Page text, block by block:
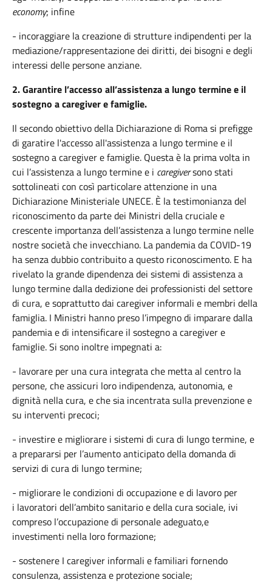
economy; infine
- incoraggiare la creazione di strutture indipendenti per la
mediazione/rappresentazione dei diritti, dei bisogni e degli
interessi delle persone anziane.
2.Garantire l’accesso all’assistenzaa lungo terminee il
sostegno acaregiverefamiglie.
Il secondoobiettivodella Dichiarazionedi Romasi prefigge
di garatire l'accessoall'assistenzaa lungoterminee il
sostegnoa caregiver efamiglie. Questa è la prima volta in
cui l’assistenzaa lungoterminee i caregiversonostati
sottolineati con così particolareattenzione in una
Dichiarazione Ministeriale UNECE. È latestimonianzadel
riconoscimentoda partedei Ministri dellacrucialee
crescente importanzadell’assistenzaa lungotermine nelle
nostresocietàche invecchiano. La pandemiada COVID-19
ha senzadubbiocontribuitoaquesto riconoscimento. E ha
rivelato la grandedipendenzadei sistemi di assistenzaa
lungoterminedalladedizionedei professionisti del settore
di cura, esoprattuttodai caregiver informali e membri della
famiglia. I Ministri hanno preso l’impegnodi impararedalla
pandemiae di intensificare il sostegnoa caregiver e
famiglie. Si sono inoltre impegnati a:
- lavorare per una cura integrata che metta al centro la
persone, che assicuri loro indipendenza, autonomia, e
dignità nella cura, e che sia incentrata sulla prevenzione e
su interventi precoci;
- investire e migliorare i sistemi di cura di lungo termine, e
a prepararsi per l’aumento anticipato della domanda di
servizi di cura di lungo termine;
- migliorare le condizioni di occupazione e di lavoro per
i lavoratori dell’ambito sanitario e della cura sociale, ivi
compreso l’occupazione di personale adeguato,e
investimenti nella loro formazione;
- sostenere I caregiver informali e familiari fornendo
consulenza, assistenza e protezione sociale;